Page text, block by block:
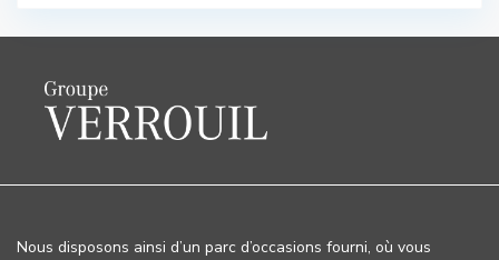
Nous disposons ainsi d’un parc d’occasions fourni, où vous